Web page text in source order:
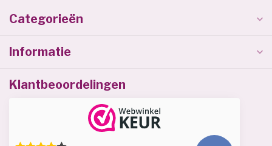
Categorieën
Informatie
Klantbeoordelingen